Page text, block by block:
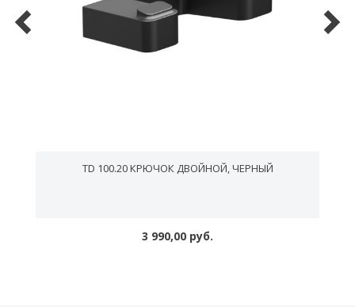
TD 100.20 КРЮЧОК ДВОЙНОЙ, ЧЕРНЫЙ
3 990,00 руб.